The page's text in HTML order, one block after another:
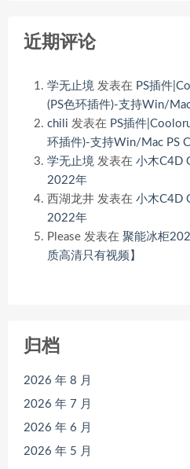
近期评论
学无止境 发表在 PS插件
(PS色环插件)-支持Win/
chili 发表在 PS插件
环插件)-支持Win/Mac PS
学无止境 发表在 小木C4D
2022年
西湖龙井 发表在 小木C4D
2022年
Please 发表在 聚能冰柜
质高清只有视频】
归档
2026 年 8 月
2026 年 7 月
2026 年 6 月
2026 年 5 月